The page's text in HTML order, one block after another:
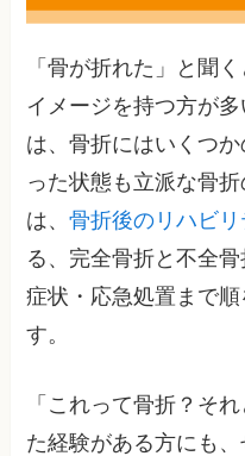
「骨が折れた」と聞
イメージを持つ方が
は、骨折にはいくつ
った状態も立派な骨
は、骨折後のリハビ
る、完全骨折と不全
症状・応急処置まで
す。
「これって骨折？そ
た経験がある方にも